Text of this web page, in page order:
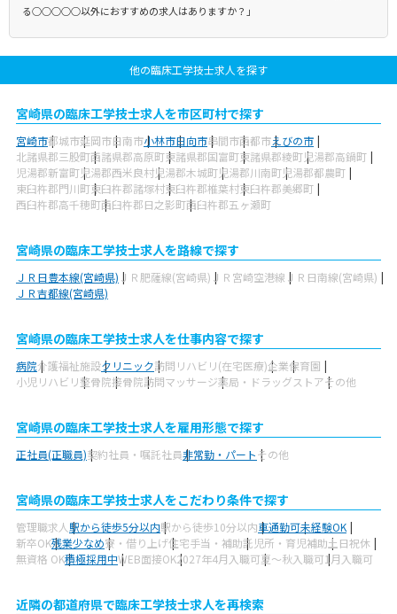
る○○○○○以外におすすめの求人はありますか？」
他の臨床工学技士求人を探す
宮崎県の臨床工学技士求人を市区町村で探す
宮崎市都城市延岡市日南市小林市日向市串間市西都市えびの市
北諸県郡三股町西諸県郡高原町東諸県郡国富町東諸県郡綾町児湯郡高鍋町
児湯郡新富町児湯郡西米良村児湯郡木城町児湯郡川南町児湯郡都農町
東臼杵郡門川町東臼杵郡諸塚村東臼杵郡椎葉村東臼杵郡美郷町
西臼杵郡高千穂町西臼杵郡日之影町西臼杵郡五ヶ瀬町
宮崎県の臨床工学技士求人を路線で探す
ＪＲ日豊本線(宮崎県) ＪＲ肥薩線(宮崎県) ＪＲ宮崎空港線 ＪＲ日南線(宮崎県)
ＪＲ吉都線(宮崎県)
宮崎県の臨床工学技士求人を仕事内容で探す
病院介護福祉施設クリニック訪問リハビリ(在宅医療)企業保育園
小児リハビリ整骨院接骨院訪問マッサージ薬局・ドラッグストアその他
宮崎県の臨床工学技士求人を雇用形態で探す
正社員(正職員)契約社員・嘱託社員非常勤・パートその他
宮崎県の臨床工学技士求人をこだわり条件で探す
管理職求人駅から徒歩5分以内駅から徒歩10分以内車通勤可未経験OK
新卒OK残業少なめ寮・借り上げ住宅手当・補助託児所・育児補助土日祝休
無資格 OK積極採用中WEB面接OK2027年4月入職可夏～秋入職可1月入職可
近隣の都道府県で臨床工学技士求人を再検索